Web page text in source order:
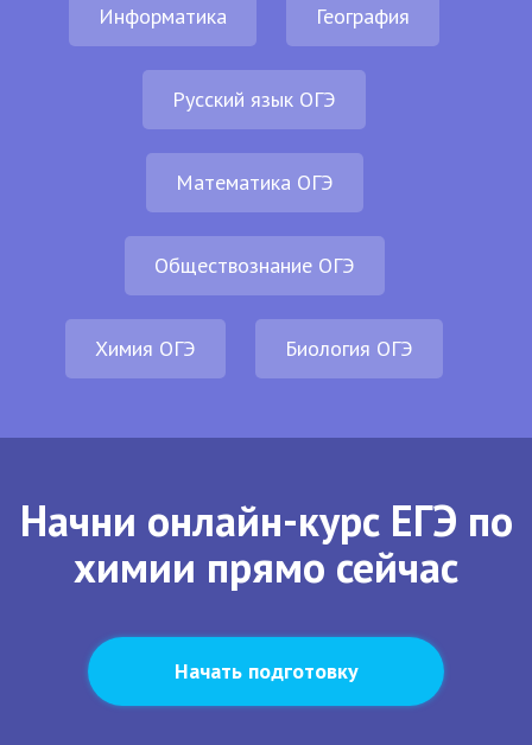
Информатика География
Русский язык ОГЭ
Математика ОГЭ
Обществознание ОГЭ
Химия ОГЭ Биология ОГЭ
Начни онлайн-курс ЕГЭ по
химии прямо сейчас
Начать подготовку